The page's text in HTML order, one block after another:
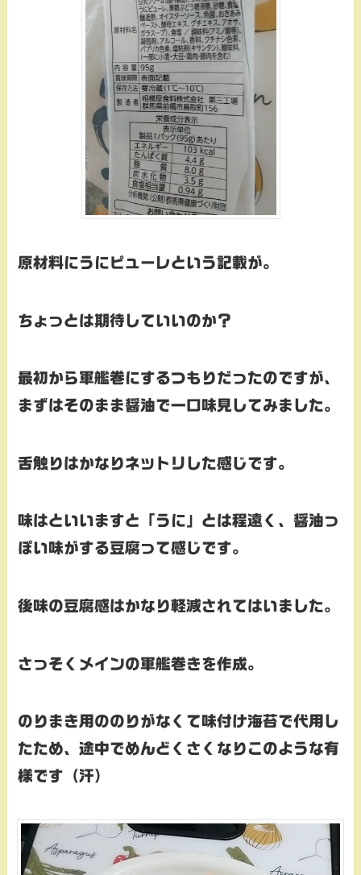
原材料にうにピューレという記載が。
ちょっとは期待していいのか？
最初から軍艦巻にするつもりだったのですが、
まずはそのまま醤油で一口味見してみました。
舌触りはかなりネットリした感じです。
味はといいますと「うに」とは程遠く、醤油っ
ぽい味がする豆腐って感じです。
後味の豆腐感はかなり軽減されてはいました。
さっそくメインの軍艦巻きを作成。
のりまき用ののりがなくて味付け海苔で代用し
たため、途中でめんどくさくなりこのような有
様です（汗）